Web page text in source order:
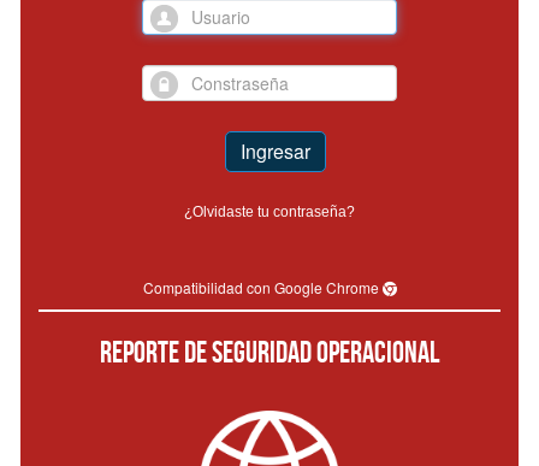
Ingresar
¿Olvidaste tu contraseña?
Compatibilidad con Google Chrome
REPORTE DE SEGURIDAD OPERACIONAL